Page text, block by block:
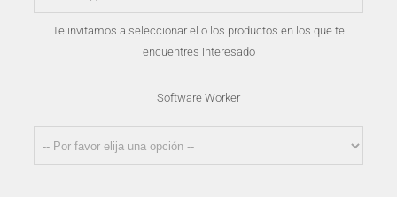
Te invitamos a seleccionar el o los productos en los que te
encuentres interesado
Software Worker